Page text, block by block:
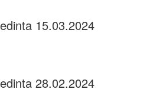
15.03.2024
28.02.2024